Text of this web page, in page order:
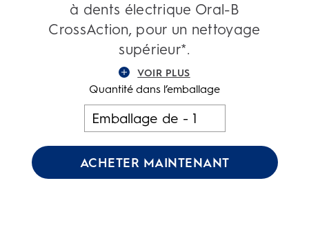
à dents électrique Oral-B
CrossAction, pour un nettoyage
supérieur*.
VOIR PLUS
Quantité dans l’emballage
ACHETER MAINTENANT